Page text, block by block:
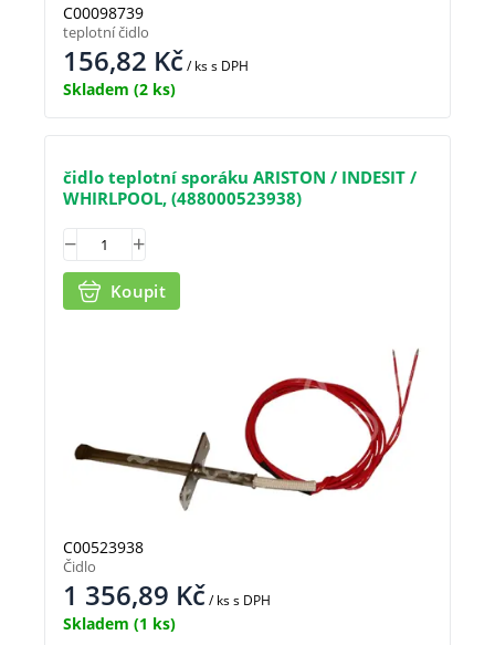
C00098739
156,82 Kč/ kss DPH
Skladem (2 ks)
teplotní čidlo
čidlo teplotní sporáku ARISTON / INDESIT /
WHIRLPOOL, (488000523938)
C00523938
1 356,89 Kč/ kss DPH
Skladem (1 ks)
Koupit
Čidlo